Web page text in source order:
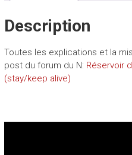
Description
Toutes les explications et la
post du forum du N: Réservoir
(stay/keep alive)